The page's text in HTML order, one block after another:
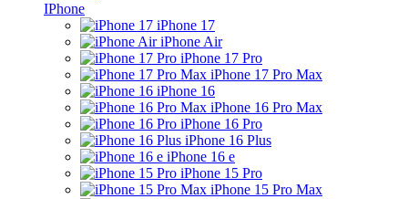
IPhone
iPhone 17
iPhone Air
iPhone 17 Pro
iPhone 17 Pro Max
iPhone 16
iPhone 16 Pro Max
iPhone 16 Pro
iPhone 16 Plus
iPhone 16 e
iPhone 15 Pro
iPhone 15 Pro Max